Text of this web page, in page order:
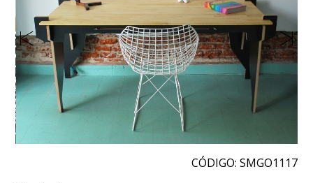
CÓDIGO: SMGO1117